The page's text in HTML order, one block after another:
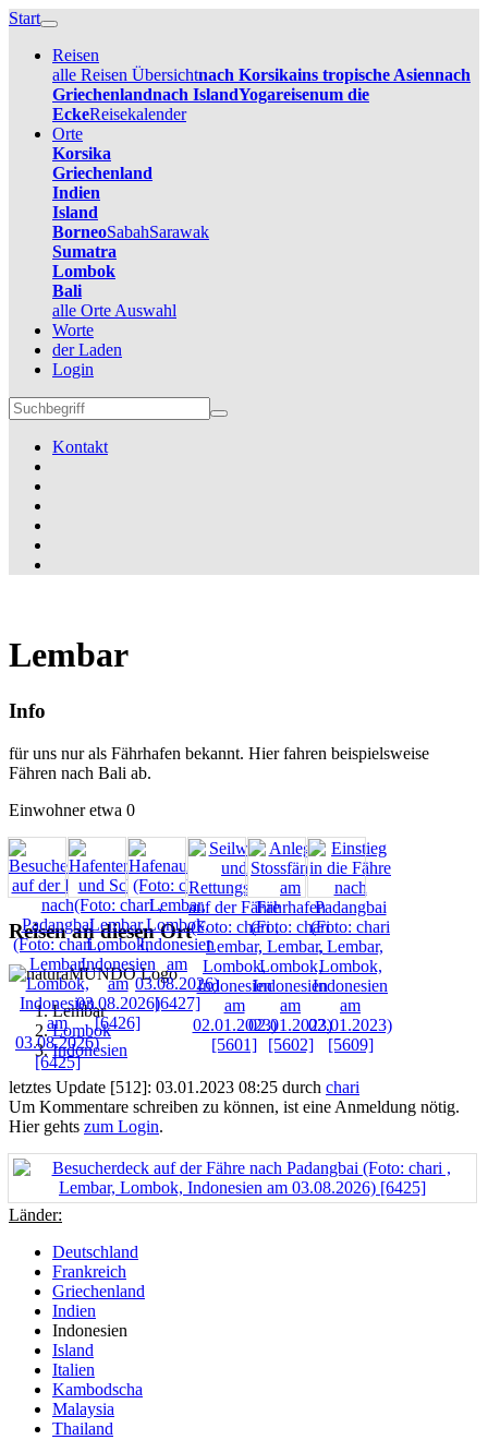
Start
Reisen
alle Reisen Übersichtnach Korsikains tropische Asiennach
Griechenlandnach IslandYogareisenum die
EckeReisekalender
Orte
Korsika
Griechenland
Indien
Island
BorneoSabahSarawak
Sumatra
Lombok
Bali
alle Orte Auswahl
Worte
der Laden
Login
Kontakt
Lembar
Info
für uns nur als Fährhafen bekannt. Hier fahren beispielsweise
Fähren nach Bali ab.
Einwohner etwa 0
Reisen an diesen Ort
Lembar
Lombok
Indonesien
letztes Update [512]: 03.01.2023 08:25 durch chari
Um Kommentare schreiben zu können, ist eine Anmeldung nötig.
Hier gehts zum Login.
Länder:
Deutschland
Frankreich
Griechenland
Indien
Indonesien
Island
Italien
Kambodscha
Malaysia
Thailand